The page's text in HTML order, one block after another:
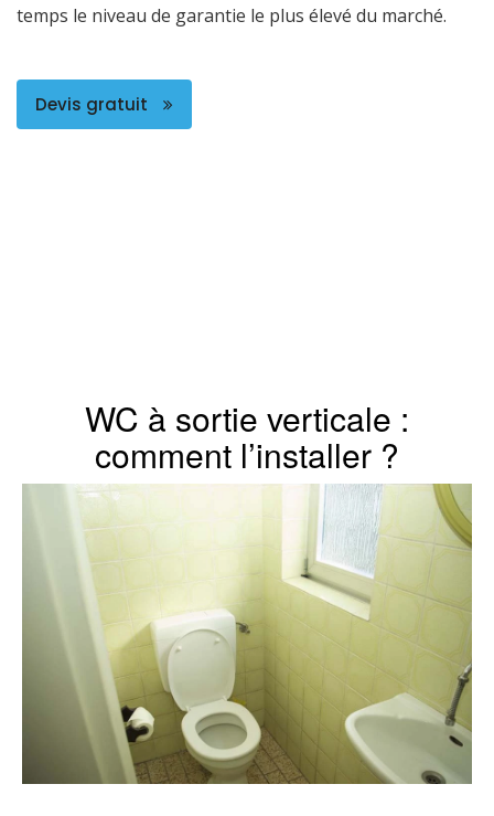
temps le niveau de garantie le plus élevé du marché.
Devis gratuit
WC à sortie verticale :
comment l’installer ?